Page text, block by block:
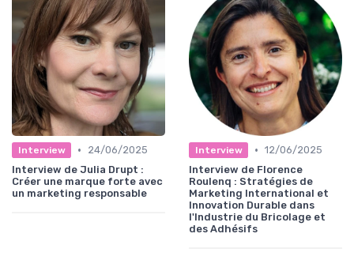
Interview •
24/06/2025
Interview de Julia Drupt :
Créer une marque forte avec
un marketing responsable
Interview • 12/06/2025
Interview de Florence
Roulenq : Stratégies de
Marketing International et
Innovation Durable dans
l'Industrie du Bricolage et
des Adhésifs